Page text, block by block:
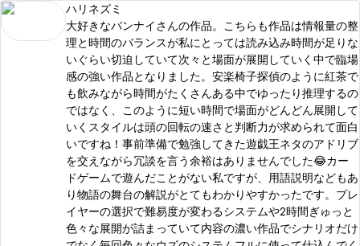
ハリネズミ
大好きなバンナイさんの作品。こちらも作品は情報量の整
理と時間のバランスが私にとっては読み込み時間が足りな
いぐらい切迫していて次々と場面が展開していく中で臨場
感の強い作品となりました。安楽椅子探偵のように紅茶で
も飲みながら時間がたくさんある中でゆったり推理するの
ではなく、このように短い時間で場面がどんどん展開して
いくスタイルは頭の回転の速さと判断力が求められて面白
いですね！事前準備で勉強してきた遊戯王ネタのアドリブ
を交えながら冗談を言う余裕はありませんでした😂カー
ドゲームで遊んだことがない私ですが、用語説明などもあ
り物語の舞台の解説がとてもわかりやすかったです。プレ
イヤーの選択で難易度が変わるシステムや2時間ぎゅっと
色々な展開が詰まっていて内容の濃い作品でシナリオだけ